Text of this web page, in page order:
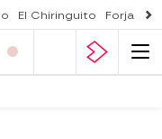
El Chiringuito Forjado